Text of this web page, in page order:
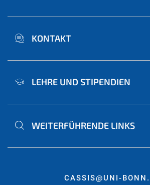
KONTAKT
LEHRE UND STIPENDIEN
WEITERFÜHRENDE LINKS
CASSIS@UNI-